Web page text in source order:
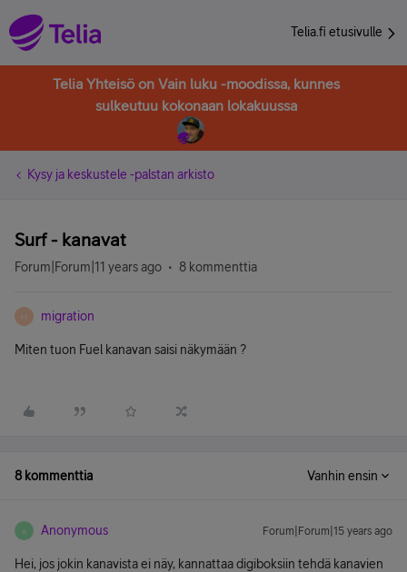
Telia.fi etusivulle
Telia Yhteisö on Vain luku -moodissa, kunnes
sulkeutuu kokonaan lokakuussa
Kysy ja keskustele -palstan arkisto
Surf - kanavat
Forum|Forum|11 years ago 8 kommenttia
M migration
Miten tuon Fuel kanavan saisi näkymään ?
8 kommenttia Vanhin ensin
A Anonymous Forum|Forum|15 years ago
Hei, jos jokin kanavista ei näy, kannattaa digiboksiin tehdä kanavien